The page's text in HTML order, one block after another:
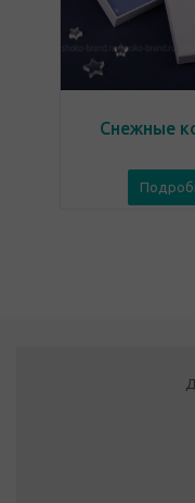
Снежные